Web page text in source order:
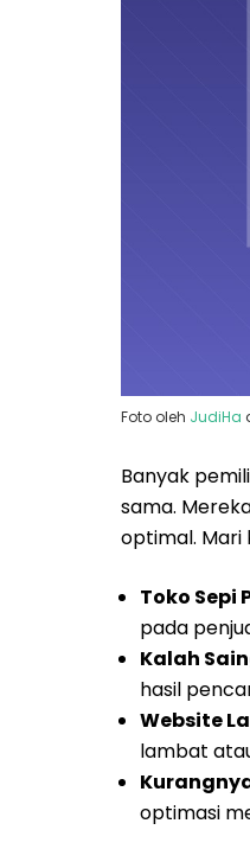
Foto oleh JudiHa
Banyak
sama.
optimal. Mari
Toko Sepi
pada
Kalah
hasil
Website
lambat
optimasi